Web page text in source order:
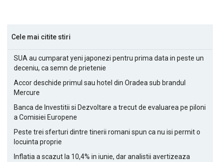
Cele mai citite stiri
SUA au cumparat yeni japonezi pentru prima data in peste un
deceniu, ca semn de prietenie
Accor deschide primul sau hotel din Oradea sub brandul
Mercure
Banca de Investitii si Dezvoltare a trecut de evaluarea pe piloni
a Comisiei Europene
Peste trei sferturi dintre tinerii romani spun ca nu isi permit o
locuinta proprie
Inflatia a scazut la 10,4% in iunie, dar analistii avertizeaza